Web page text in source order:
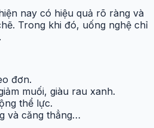
nay có hiệu quả rõ ràng và
Trong khi đó, uống nghệ chỉ
đơn.
muối, giàu rau xanh.
thể lực.
và căng thẳng…